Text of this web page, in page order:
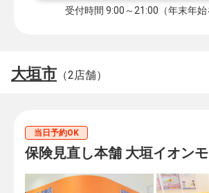
受付時間 9:00～21:00（年末年始
大垣市 （2店舗）
当日予約OK
保険見直し本舗 大垣イオン